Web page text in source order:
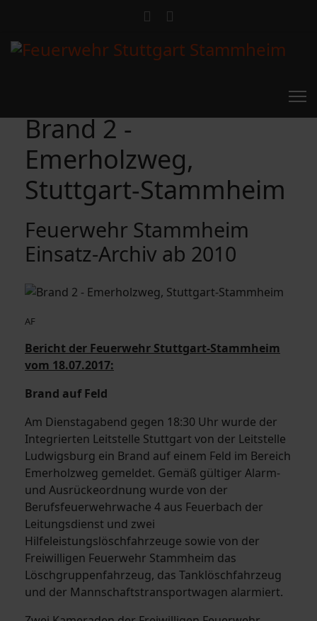
Feuerwehr Stammheim
Einsatz-Archiv ab 2010
Brand 2 -
Emerholzweg,
Stuttgart-Stammheim
AF
Bericht der Feuerwehr Stuttgart-Stammheim
vom 18.07.2017:
Brand auf Feld
Am Dienstagabend gegen 18:30 Uhr wurde der
Integrierten Leitstelle Stuttgart von der Leitstelle
Ludwigsburg ein Brand auf einem Feld im Bereich
Emerholzweg gemeldet. Gemäß gültiger Alarm-
und Ausrückeordnung wurde von der
Berufsfeuerwehrwache 4 aus Feuerbach der
Leitungsdienst und zwei
Hilfeleistungslöschfahrzeuge sowie von der
Freiwilligen Feuerwehr Stammheim das
Löschgruppenfahrzeug, das Tanklöschfahrzeug
und der Mannschaftstransportwagen alarmiert.